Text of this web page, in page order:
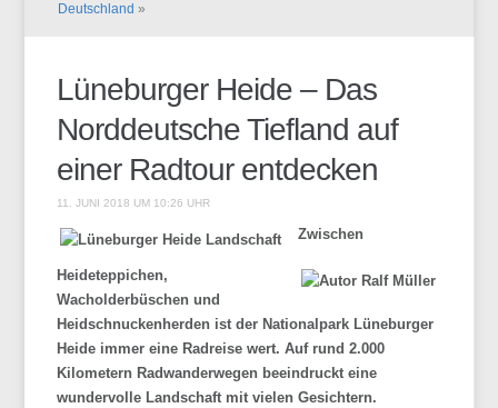
Deutschland »
Lüneburger Heide – Das
Norddeutsche Tiefland auf
einer Radtour entdecken
11. JUNI 2018 UM 10:26 UHR
Zwischen
Heideteppichen,
Wacholderbüschen und
Heidschnuckenherden ist der Nationalpark Lüneburger
Heide immer eine Radreise wert. Auf rund 2.000
Kilometern Radwanderwegen beeindruckt eine
wundervolle Landschaft mit vielen Gesichtern.